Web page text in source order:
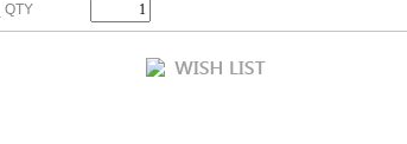
_ QTY